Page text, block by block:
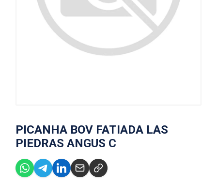
PICANHA BOV FATIADA LAS
PIEDRAS ANGUS C